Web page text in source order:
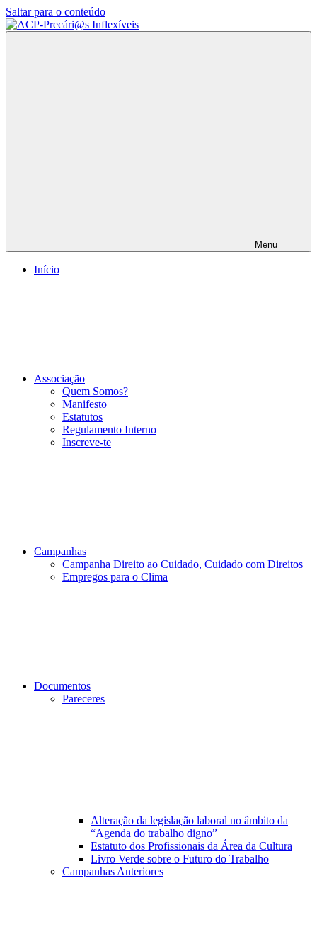
Saltar para o conteúdo
Menu
Início
Associação
Quem Somos?
Manifesto
Estatutos
Regulamento Interno
Inscreve-te
Campanhas
Campanha Direito ao Cuidado, Cuidado com Direitos
Empregos para o Clima
Documentos
Pareceres
Alteração da legislação laboral no âmbito da
“Agenda do trabalho digno”
Estatuto dos Profissionais da Área da Cultura
Livro Verde sobre o Futuro do Trabalho
Campanhas Anteriores